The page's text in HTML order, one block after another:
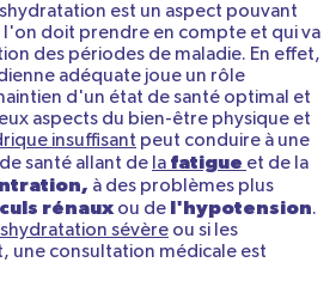
est un aspect pouvant
l'on doit prendre en compte et qui va
des périodes de maladie. En effet,
adéquate joue un rôle
d'un état de santé optimal et
aspects du bien-être physique et
insuffisant peut conduire à une
santé allant de la fatigue et de la
à des problèmes plus
rénauxou de l'hypotension.
sévère ou si les
une consultation médicale est